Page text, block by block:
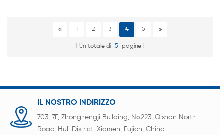
1 2 3 4 5
Un totale di 5 pagine
IL NOSTRO INDIRIZZO
703, 7F, Zhonghengji Building, No.223, Qishan North
Road, Huli District, Xiamen, Fujian, China